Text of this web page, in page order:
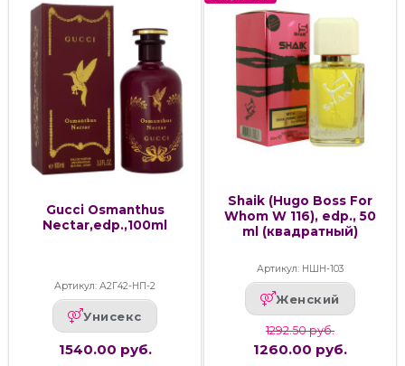
Gucci Osmanthus
Nectar,edp.,100ml
Артикул: А2Г42-НП-2
Унисекс
1540.00 руб.
Shaik (Hugo Boss For
Whom W 116), edp., 50
ml (квадратный)
Артикул: НШН-103
Женский
1292.50 руб.
1260.00 руб.